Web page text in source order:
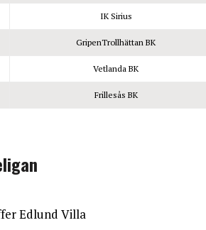
IK Sirius
GripenTrollhättan BK
Vetlanda BK
Frillesås BK
Edlund Villa